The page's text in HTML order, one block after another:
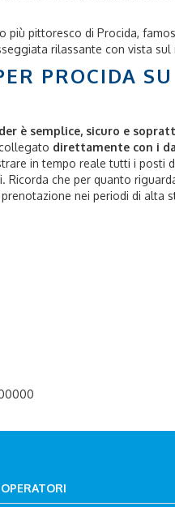
più pittoresco di Procida,
rilassante con vista sul
PROCIDA SU
è semplice, sicuro e
direttamente con i
in tempo reale tutti i posti
Ricorda che per quanto
nei periodi di alta
OPERATORI